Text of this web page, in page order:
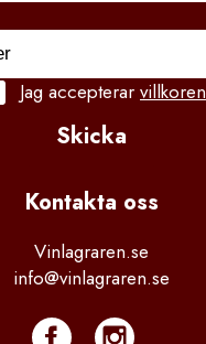
Jag accepterar villkoren
Skicka
Kontakta oss
Vinlagraren.se
info@vinlagraren.se